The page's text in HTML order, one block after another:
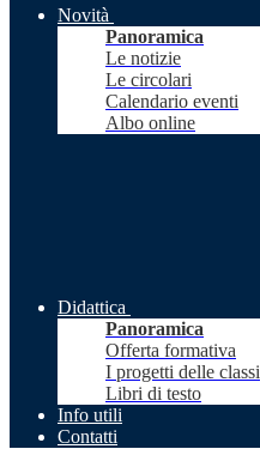
Novità
Panoramica
Le notizie
Le circolari
Calendario eventi
Albo online
Didattica
Panoramica
Offerta formativa
I progetti delle classi
Libri di testo
Info utili
Contatti